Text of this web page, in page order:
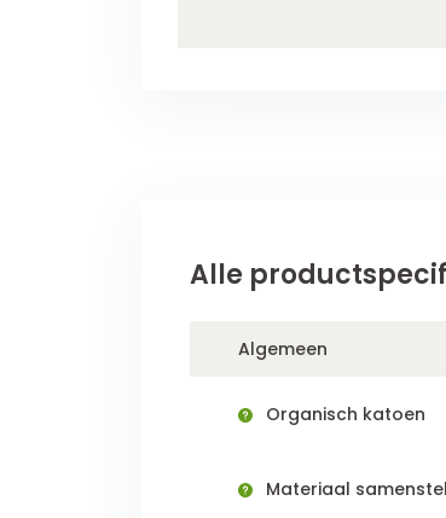
Alle
Algemeen
Organisch katoen
Materiaal